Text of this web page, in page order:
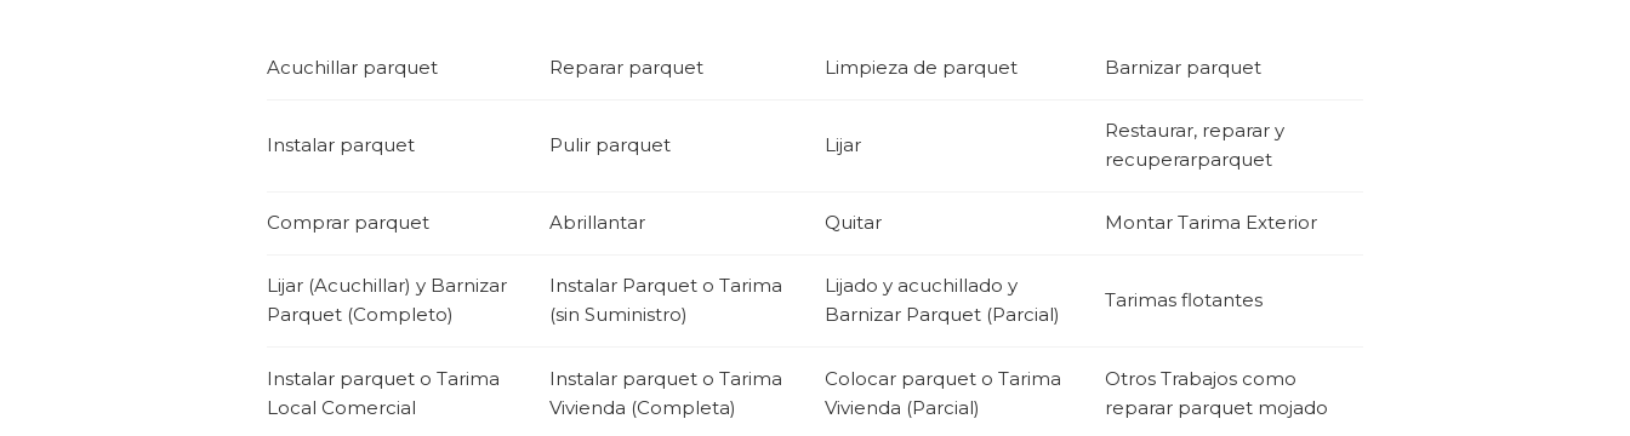
Acuchillar parquet Reparar parquet Limpieza de parquet Barnizar parquet
Instalar parquet Pulir parquet Lijar
Restaurar, reparar y
recuperarparquet
Comprar parquet Abrillantar Quitar Montar Tarima Exterior
Lijar (Acuchillar) y Barnizar
Parquet (Completo)
Instalar Parquet o Tarima
(sin Suministro)
Lijado y acuchillado y
Barnizar Parquet (Parcial)
Tarimas flotantes
Instalar parquet o Tarima
Local Comercial
Instalar parquet o Tarima
Vivienda (Completa)
Colocar parquet o Tarima
Vivienda (Parcial)
Otros Trabajos como
reparar parquet mojado